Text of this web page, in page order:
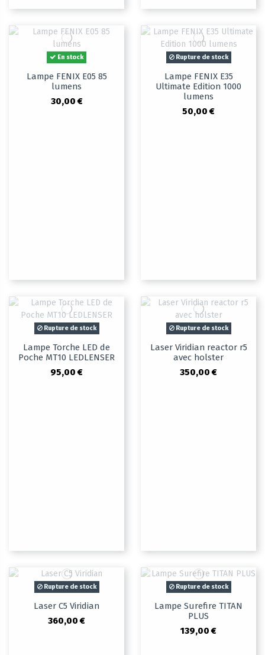
En stock
Lampe FENIX E05 85
lumens
30,00 €
Rupture de stock
Lampe FENIX E35
Ultimate Edition 1000
lumens
50,00 €
Rupture de stock
Lampe Torche LED de
Poche MT10 LEDLENSER
95,00 €
Rupture de stock
Laser Viridian reactor r5
avec holster
350,00 €
Rupture de stock
Laser C5 Viridian
360,00 €
Rupture de stock
Lampe Surefire TITAN
PLUS
139,00 €